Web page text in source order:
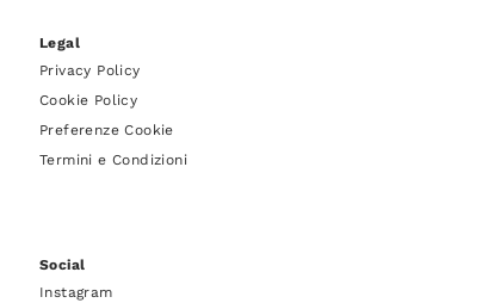
Legal
Privacy Policy
Cookie Policy
Preferenze Cookie
Termini e Condizioni
Social
Instagram